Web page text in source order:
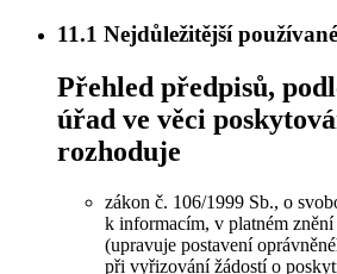
11.1 Nejdůležitější
Přehled předpisů,
úřad ve věci
rozhoduje
zákon č. 106/1999 Sb., o
k informacím, v platném znění
(upravuje postavení
při vyřizování žádostí o